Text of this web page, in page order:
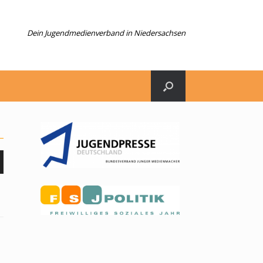
Dein Jugendmedienverband in Niedersachsen